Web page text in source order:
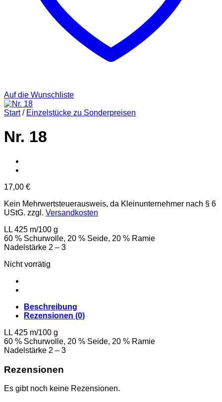
Auf die Wunschliste
Start / Einzelstücke zu Sonderpreisen
Nr. 18
17,00 €
Kein Mehrwertsteuerausweis, da Kleinunternehmer nach § 6
UStG. zzgl. Versandkosten
LL 425 m/100 g
60 % Schurwolle, 20 % Seide, 20 % Ramie
Nadelstärke 2 – 3
Nicht vorrätig
Beschreibung
Rezensionen (0)
LL 425 m/100 g
60 % Schurwolle, 20 % Seide, 20 % Ramie
Nadelstärke 2 – 3
Rezensionen
Es gibt noch keine Rezensionen.